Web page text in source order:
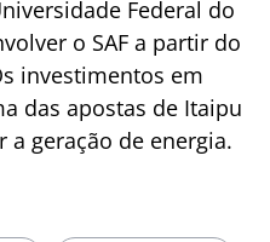
Federal do
o SAF a partir do
investimentos em
das apostas de Itaipu
geração de energia.